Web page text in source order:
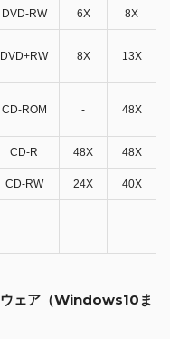
DVD-RW 6X 8X
DVD+RW 8X 13X
CD-ROM - 48X
CD-R 48X 48X
CD-RW 24X 40X
ェア（Windows10ま